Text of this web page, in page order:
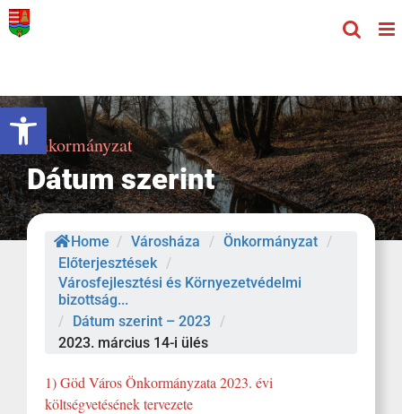
Eszköztár megnyitása
Kihagyás
Önkormányzat
Dátum szerint
Home / Városháza / Önkormányzat /
Előterjesztések /
Városfejlesztési és Környezetvédelmi
bizottság...
/ Dátum szerint – 2023 /
2023. március 14-i ülés
1) Göd Város Önkormányzata 2023. évi
költségvetésének tervezete